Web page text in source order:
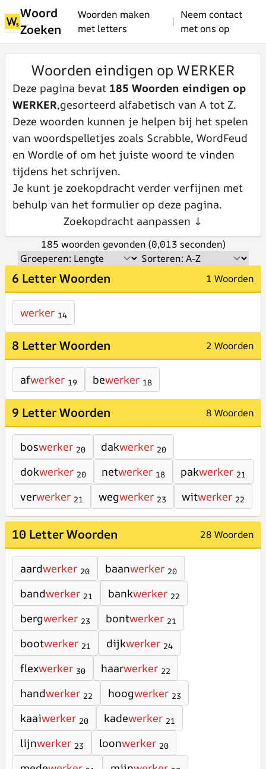
Woord
Zoeken
Woorden maken
met letters
|
Neem contact
met ons op
Woorden eindigen op WERKER
Deze pagina bevat 185 Woorden eindigen op
WERKER,gesorteerd alfabetisch van A tot Z.
Deze woorden kunnen je helpen bij het spelen
van woordspelletjes zoals Scrabble, WordFeud
en Wordle of om het juiste woord te vinden
tijdens het schrijven.
Je kunt je zoekopdracht verder verfijnen met
behulp van het formulier op deze pagina.
Zoekopdracht aanpassen ↓
185 woorden gevonden (0,013 seconden)
6 Letter Woorden 1 Woorden
werker 14
8 Letter Woorden 2 Woorden
afwerker 19 bewerker 18
9 Letter Woorden 8 Woorden
boswerker 20 dakwerker 20
dokwerker 20 netwerker 18 pakwerker 21
verwerker 21 wegwerker 23 witwerker 22
10 Letter Woorden 28 Woorden
aardwerker 20 baanwerker 20
bandwerker 21 bankwerker 22
bergwerker 23 bontwerker 21
bootwerker 21 dijkwerker 24
flexwerker 30 haarwerker 22
handwerker 22 hoogwerker 23
kaaiwerker 20 kadewerker 21
lijnwerker 23 loonwerker 20